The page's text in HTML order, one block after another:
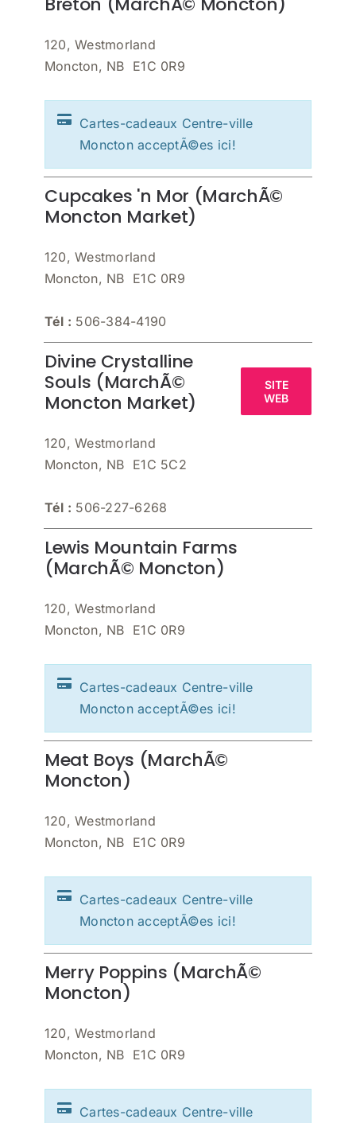
120, Westmorland
Moncton, NB E1C 0R9
Cartes-cadeaux Centre-ville
Moncton acceptÃ©es ici!
Cupcakes 'n Mor (MarchÃ©
Moncton Market)
120, Westmorland
Moncton, NB E1C 0R9
Tél : 506-384-4190
Divine Crystalline
Souls (MarchÃ©
Moncton Market)
SITE
WEB
120, Westmorland
Moncton, NB E1C 5C2
Tél : 506-227-6268
Lewis Mountain Farms
(MarchÃ© Moncton)
120, Westmorland
Moncton, NB E1C 0R9
Cartes-cadeaux Centre-ville
Moncton acceptÃ©es ici!
Meat Boys (MarchÃ©
Moncton)
120, Westmorland
Moncton, NB E1C 0R9
Cartes-cadeaux Centre-ville
Moncton acceptÃ©es ici!
Merry Poppins (MarchÃ©
Moncton)
120, Westmorland
Moncton, NB E1C 0R9
Cartes-cadeaux Centre-ville